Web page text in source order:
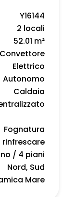
Y16144
2 locali
52.01 m²
Convettore
Elettrico
Autonomo
Caldaia
Fognatura
rinfrescare
/ 4 piani
Nord, Sud
Mare